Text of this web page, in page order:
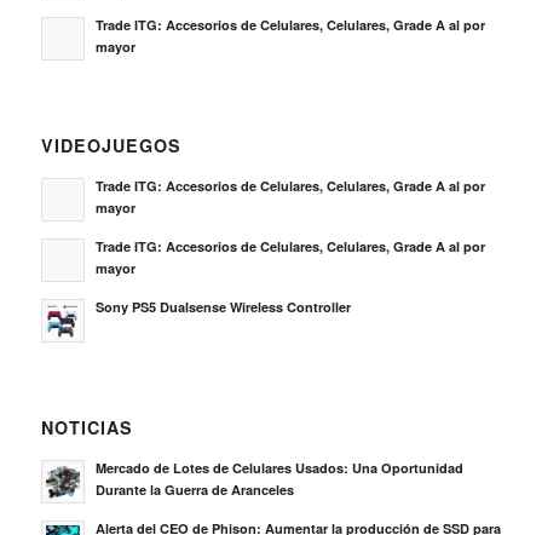
Trade ITG: Accesorios de Celulares, Celulares, Grade A al por
mayor
VIDEOJUEGOS
Trade ITG: Accesorios de Celulares, Celulares, Grade A al por
mayor
Trade ITG: Accesorios de Celulares, Celulares, Grade A al por
mayor
Sony PS5 Dualsense Wireless Controller
NOTICIAS
Mercado de Lotes de Celulares Usados: Una Oportunidad
Durante la Guerra de Aranceles
Alerta del CEO de Phison: Aumentar la producción de SSD para